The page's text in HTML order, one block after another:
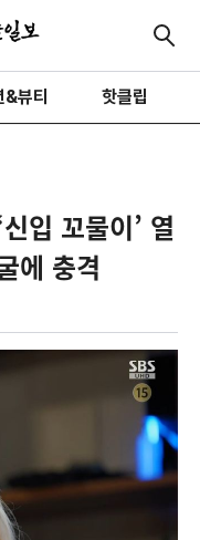
&뷰티 핫클립
입 꼬물이’ 열
에 충격